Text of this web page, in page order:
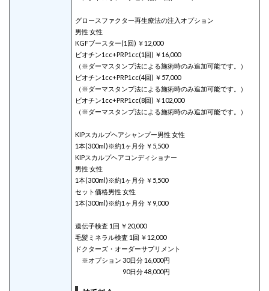
グロースファクター再生療法の注入オプション
男性 女性
KGFブースター(1回) ￥12,000
ビオチン1cc+PRP1cc(1回) ￥16,000
（※ダーマスタンプ法による施術時のみ追加可能です。）
ビオチン1cc+PRP1cc(4回) ￥57,000
（※ダーマスタンプ法による施術時のみ追加可能です。）
ビオチン1cc+PRP1cc(8回) ￥102,000
（※ダーマスタンプ法による施術時のみ追加可能です。）
KIPスカルプヘアシャンプー男性 女性
1本(300ml)※約1ヶ月分 ￥5,500
KIPスカルプヘアコンディショナー
男性 女性
1本(300ml)※約1ヶ月分 ￥5,500
セット価格男性 女性
1本(300ml)※約1ヶ月分 ￥9,000
遺伝子検査 1回 ￥20,000
毛髪ミネラル検査 1回 ￥12,000
ドクターズ・オーダーサプリメント
※オプション 30日分 16,000円
90日分 48,000円